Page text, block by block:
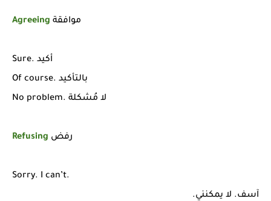
Agreeing موافقة
Sure. أكيد
Of course. بالتأكيد
No problem. لا مُشكلة
Refusing رفض
Sorry. I can’t.
آسف. لا يمكنني.